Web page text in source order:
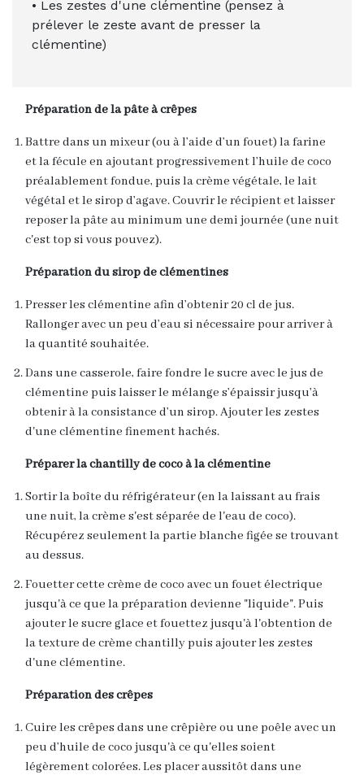
• Les zestes d'une clémentine (pensez à
prélever le zeste avant de presser la
clémentine)
Préparation de la pâte à crêpes
Battre dans un mixeur (ou à l’aide d’un fouet) la farine
et la fécule en ajoutant progressivement l’huile de coco
préalablement fondue, puis la crème végétale, le lait
végétal et le sirop d’agave. Couvrir le récipient et laisser
reposer la pâte au minimum une demi journée (une nuit
c'est top si vous pouvez).
Préparation du sirop de clémentines
Presser les clémentine afin d’obtenir 20 cl de jus.
Rallonger avec un peu d’eau si nécessaire pour arriver à
la quantité souhaitée.
Dans une casserole, faire fondre le sucre avec le jus de
clémentine puis laisser le mélange s’épaissir jusqu’à
obtenir à la consistance d’un sirop. Ajouter les zestes
d'une clémentine finement hachés.
Préparer la chantilly de coco à la clémentine
Sortir la boîte du réfrigérateur (en la laissant au frais
une nuit, la crème s'est séparée de l'eau de coco).
Récupérez seulement la partie blanche figée se trouvant
au dessus.
Fouetter cette crème de coco avec un fouet électrique
jusqu'à ce que la préparation devienne "liquide". Puis
ajouter le sucre glace et fouettez jusqu'à l'obtention de
la texture de crème chantilly puis ajouter les zestes
d'une clémentine.
Préparation des crêpes
Cuire les crêpes dans une crêpière ou une poêle avec un
peu d’huile de coco jusqu'à ce qu'elles soient
légèrement colorées. Les placer aussitôt dans une